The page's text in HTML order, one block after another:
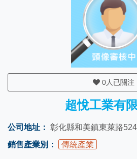
0人已關注
超悅工業有
公司地址： 彰化縣和美鎮東萊路
銷售產業別：
傳統產業